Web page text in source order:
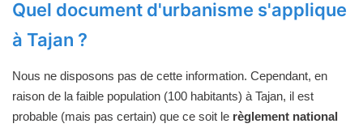
Quel document d'urbanisme s'applique
à Tajan ?
Nous ne disposons pas de cette information. Cependant, en
raison de la faible population (100 habitants) à Tajan, il est
probable (mais pas certain) que ce soit le règlement national